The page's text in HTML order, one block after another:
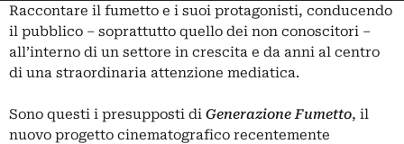
Raccontare il fumetto e i suoi protagonisti, conducendo
il pubblico – soprattutto quello dei non conoscitori –
all’interno di un settore in crescita e da anni al centro
di una straordinaria attenzione mediatica.
Sono questi i presupposti di Generazione Fumetto, il
nuovo progetto cinematografico recentemente